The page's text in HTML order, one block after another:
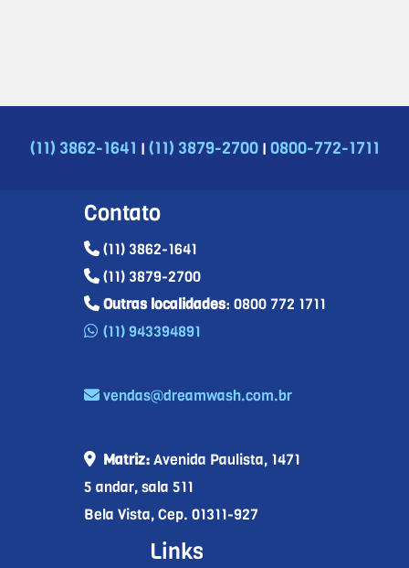
(11) 3862-1641 | (11) 3879-2700 | 0800-772-1711
Contato
(11) 3862-1641
(11) 3879-2700
Outras localidades: 0800 772 1711
(11) 943394891
vendas@dreamwash.com.br
Matriz:Avenida Paulista, 1471
5 andar, sala 511
Bela Vista, Cep. 01311-927
Links